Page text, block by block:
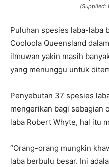
(Supplied:
Puluhan spesies laba-laba
Cooloola Queensland
ilmuwan yakin masih
yang menunggu untuk
Penyebutan 37 spesies
mengerikan bagi sebagian
laba Robert Whyte, hal itu
“Orang-orang mungkin
laba berbulu besar. Ini